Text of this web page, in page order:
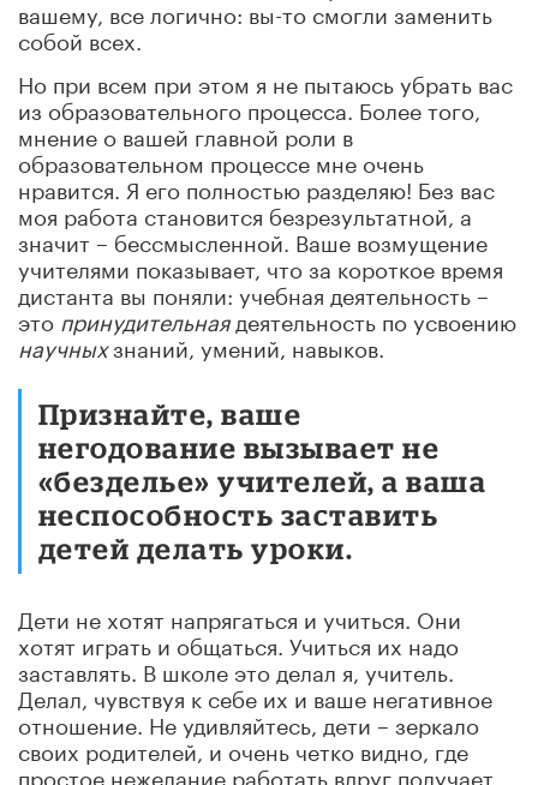
вашему, все логично: вы-то смогли заменить
собой всех.
Но при всем при этом я не пытаюсь убрать вас
из образовательного процесса. Более того,
мнение о вашей главной роли в
образовательном процессе мне очень
нравится. Я его полностью разделяю! Без вас
моя работа становится безрезультатной, а
значит – бессмысленной. Ваше возмущение
учителями показывает, что за короткое время
дистанта вы поняли: учебная деятельность –
это принудительнаядеятельность по усвоению
научныхзнаний, умений, навыков.
Признайте, ваше
негодование вызывает не
«безделье» учителей, а ваша
неспособность заставить
детей делать уроки.
Дети не хотят напрягаться и учиться. Они
хотят играть и общаться. Учиться их надо
заставлять. В школе это делал я, учитель.
Делал, чувствуя к себе их и ваше негативное
отношение. Не удивляйтесь, дети – зеркало
своих родителей, и очень четко видно, где
простое нежелание работать вдруг получает